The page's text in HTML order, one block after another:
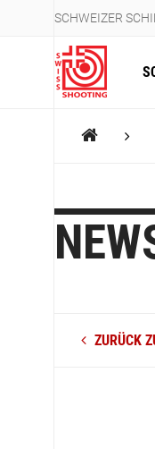
SCHWEIZER
ZURÜCK